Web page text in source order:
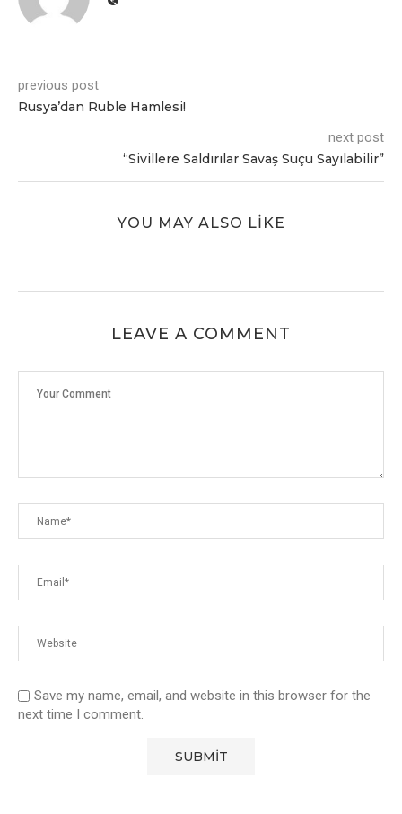
previous post
Rusya’dan Ruble Hamlesi!
next post
“Sivillеrе Saldırılar Savaş Suçu Sayılabilir”
YOU MAY ALSO LIKE
LEAVE A COMMENT
Save my name, email, and website in this browser for the
next time I comment.